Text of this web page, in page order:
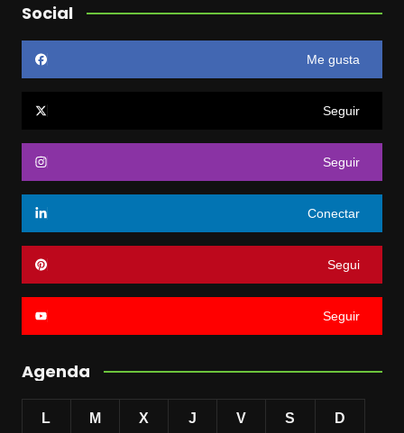
Social
Me gusta
Seguir
Seguir
Conectar
Segui
Seguir
Agenda
L M X J V S D